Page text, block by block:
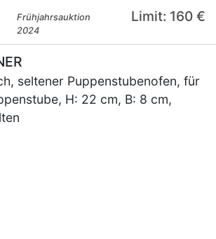
Frühjahrsauktion
2024
Limit: 160 €
seltener Puppenstubenofen, für
H: 22 cm, B: 8 cm,